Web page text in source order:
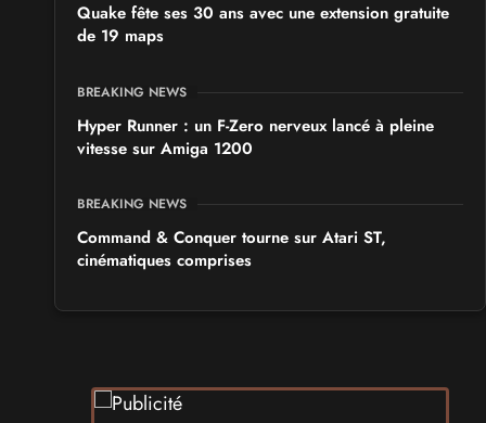
Quake fête ses 30 ans avec une extension gratuite
de 19 maps
BREAKING NEWS
Hyper Runner : un F-Zero nerveux lancé à pleine
vitesse sur Amiga 1200
BREAKING NEWS
Command & Conquer tourne sur Atari ST,
cinématiques comprises